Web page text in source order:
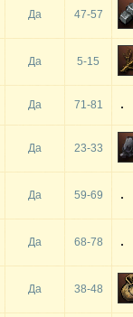
Да 47-57
Да 5-15
Да 71-81
Да 23-33
Да 59-69
Да 68-78
Да 38-48